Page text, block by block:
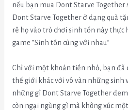
nếu bạn mua Dont Starve Together
Dont Starve Together ở dạng quà
rê họ vào trò chơi sinh tồn này thực
game “Sinh tồn cùng với nhau”
Chỉ với một khoản tiền nhỏ, bạn
thế giới khác với vô vàn những sinh
những gì Dont Starve Together
còn ngại ngùng gì mà không xúc